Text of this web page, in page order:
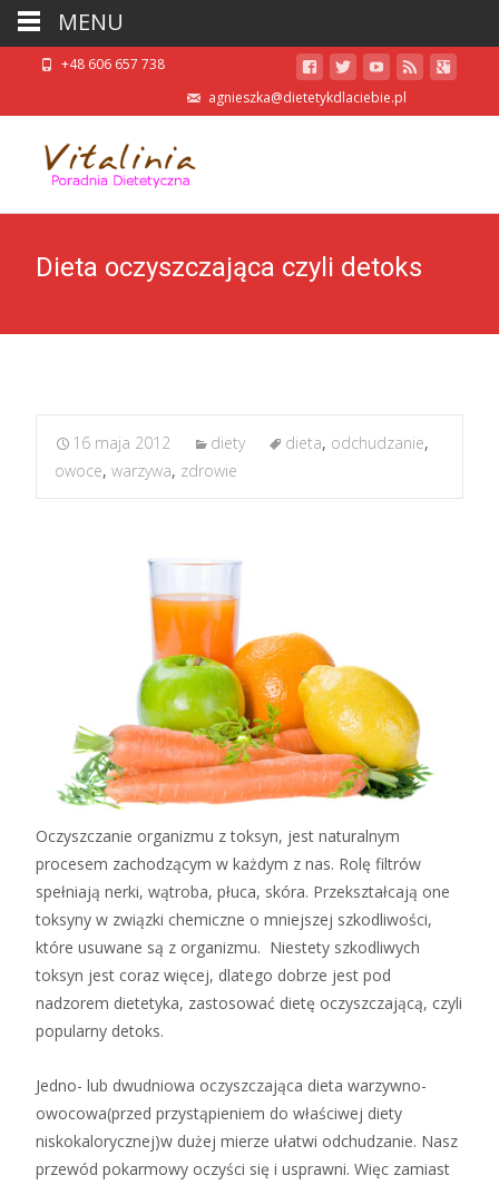
+48 606 657 738
agnieszka@dietetykdlaciebie.pl
Dieta oczyszczająca czyli detoks
16 maja 2012 diety dieta, odchudzanie,
owoce, warzywa, zdrowie
Oczyszczanie organizmu z toksyn, jest naturalnym
procesem zachodzącym w każdym z nas. Rolę filtrów
spełniają nerki, wątroba, płuca, skóra. Przekształcają one
toksyny w związki chemiczne o mniejszej szkodliwości,
które usuwane są z organizmu. Niestety szkodliwych
toksyn jest coraz więcej, dlatego dobrze jest pod
nadzorem dietetyka, zastosować dietę oczyszczającą, czyli
popularny detoks.
Jedno- lub dwudniowa oczyszczająca dieta warzywno-
owocowa(przed przystąpieniem do właściwej diety
niskokalorycznej)w dużej mierze ułatwi odchudzanie. Nasz
przewód pokarmowy oczyści się i usprawni. Więc zamiast
MENU